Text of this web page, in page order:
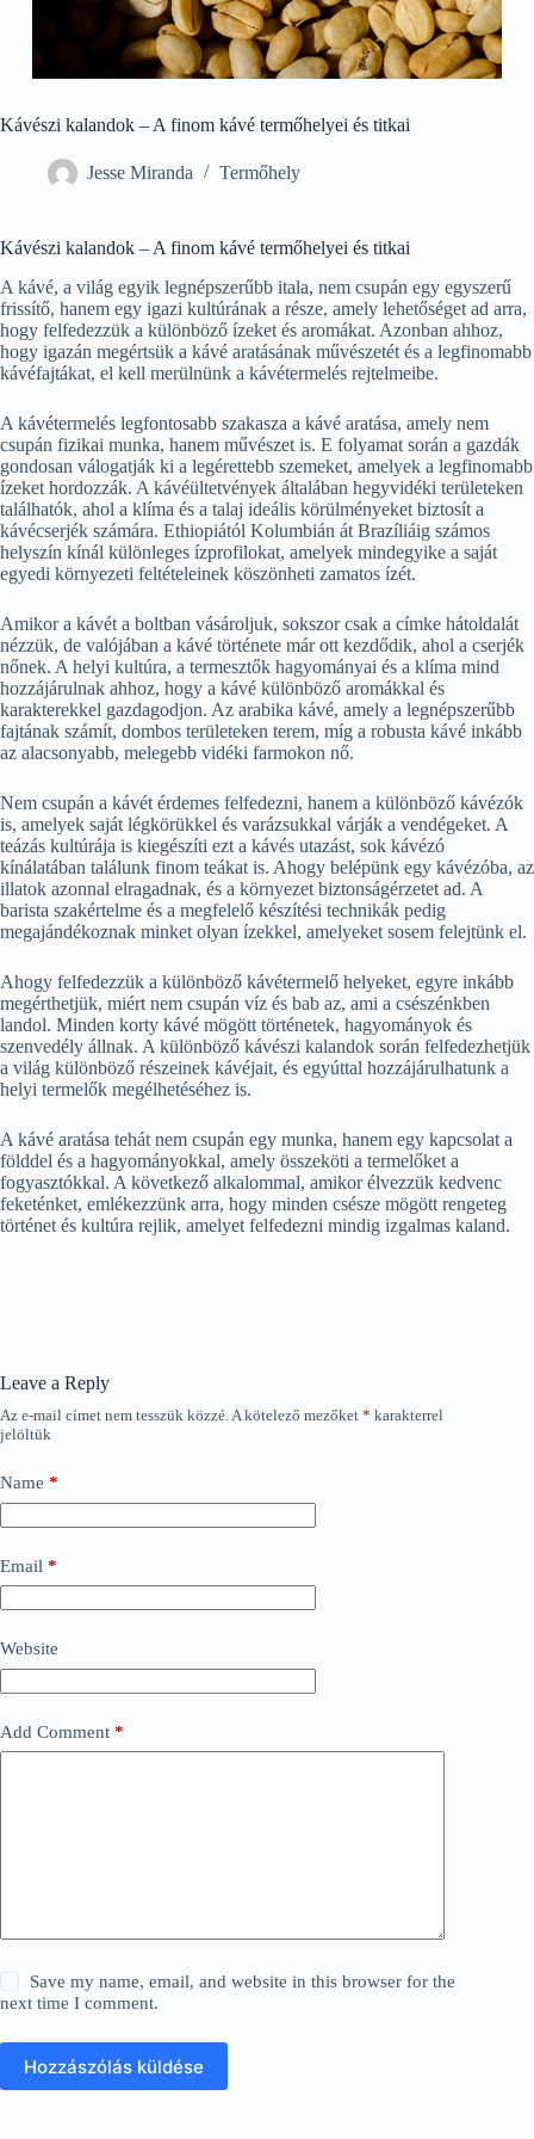
Kávészi kalandok – A finom kávé termőhelyei és titkai
Jesse Miranda Termőhely
Kávészi kalandok – A finom kávé termőhelyei és titkai
A kávé, a világ egyik legnépszerűbb itala, nem csupán egy egyszerű
frissítő, hanem egy igazi kultúrának a része, amely lehetőséget ad arra,
hogy felfedezzük a különböző ízeket és aromákat. Azonban ahhoz,
hogy igazán megértsük a kávé aratásának művészetét és a legfinomabb
kávéfajtákat, el kell merülnünk a kávétermelés rejtelmeibe.
A kávétermelés legfontosabb szakasza a kávé aratása, amely nem
csupán fizikai munka, hanem művészet is. E folyamat során a gazdák
gondosan válogatják ki a legérettebb szemeket, amelyek a legfinomabb
ízeket hordozzák. A kávéültetvények általában hegyvidéki területeken
találhatók, ahol a klíma és a talaj ideális körülményeket biztosít a
kávécserjék számára. Ethiopiától Kolumbián át Brazíliáig számos
helyszín kínál különleges ízprofilokat, amelyek mindegyike a saját
egyedi környezeti feltételeinek köszönheti zamatos ízét.
Amikor a kávét a boltban vásároljuk, sokszor csak a címke hátoldalát
nézzük, de valójában a kávé története már ott kezdődik, ahol a cserjék
nőnek. A helyi kultúra, a termesztők hagyományai és a klíma mind
hozzájárulnak ahhoz, hogy a kávé különböző aromákkal és
karakterekkel gazdagodjon. Az arabika kávé, amely a legnépszerűbb
fajtának számít, dombos területeken terem, míg a robusta kávé inkább
az alacsonyabb, melegebb vidéki farmokon nő.
Nem csupán a kávét érdemes felfedezni, hanem a különböző kávézók
is, amelyek saját légkörükkel és varázsukkal várják a vendégeket. A
teázás kultúrája is kiegészíti ezt a kávés utazást, sok kávézó
kínálatában találunk finom teákat is. Ahogy belépünk egy kávézóba, az
illatok azonnal elragadnak, és a környezet biztonságérzetet ad. A
barista szakértelme és a megfelelő készítési technikák pedig
megajándékoznak minket olyan ízekkel, amelyeket sosem felejtünk el.
Ahogy felfedezzük a különböző kávétermelő helyeket, egyre inkább
megérthetjük, miért nem csupán víz és bab az, ami a csészénkben
landol. Minden korty kávé mögött történetek, hagyományok és
szenvedély állnak. A különböző kávészi kalandok során felfedezhetjük
a világ különböző részeinek kávéjait, és egyúttal hozzájárulhatunk a
helyi termelők megélhetéséhez is.
A kávé aratása tehát nem csupán egy munka, hanem egy kapcsolat a
földdel és a hagyományokkal, amely összeköti a termelőket a
fogyasztókkal. A következő alkalommal, amikor élvezzük kedvenc
feketénket, emlékezzünk arra, hogy minden csésze mögött rengeteg
történet és kultúra rejlik, amelyet felfedezni mindig izgalmas kaland.
Leave a Reply
Az e-mail címet nem tesszük közzé.A kötelező mezőket * karakterrel
jelöltük
Name *
Email *
Website
Add Comment *
Save my name, email, and website in this browser for the
next time I comment.
Hozzászólás küldése